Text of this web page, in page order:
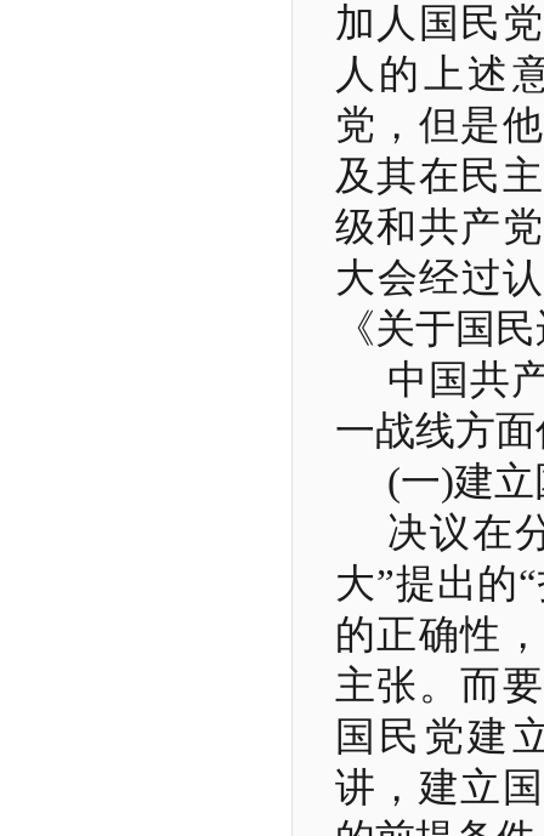
加人国民
人的上述
党，但是
及其在民
级和共产
大会经过
《关于国
中国共
一战线方
(一)建
决议在
大”提出的
的正确性
主张。而
国民党建
讲，建立